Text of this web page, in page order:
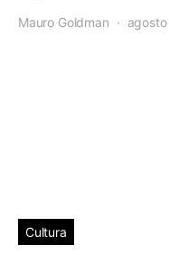
Mauro Goldman
Cultura